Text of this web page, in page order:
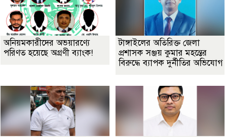
অনিয়মকারীদের অভয়ারণ্যে
পরিণত হয়েছে অগ্রণী ব্যাংক!
টাঙ্গাইলের অতিরিক্ত জেলা
প্রশাসক সঞ্জয় কুমার মহন্তের
বিরুদ্ধে ব্যাপক দুর্নীতির অভিযোগ